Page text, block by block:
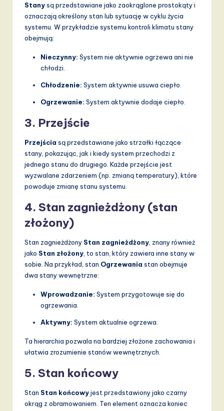
w
D
ti
Stanysą przedstawiane jako zaokrąglone prostokąty i
oznaczają określony stan lub sytuację w cyklu życia
systemu. W przykładzie systemu kontroli klimatu stany
obejmują:
Nieczynny: System nie aktywnie ogrzewa ani nie
chłodzi.
Chłodzenie: System aktywnie usuwa ciepło.
Ogrzewanie: System aktywnie dodaje ciepło.
3. Przejście
Przejścia są przedstawiane jako strzałki łączące
stany, pokazując, jak i kiedy system przechodzi z
jednego stanu do drugiego. Każde przejście jest
wyzwalane zdarzeniem (np. zmianą temperatury), które
powoduje zmianę stanu systemu.
4. Stan zagnieżdżony (stan
złożony)
Stan zagnieżdżony Stan zagnieżdżony , znany również
jako Stan złożony , to stan, który zawiera inne stany w
sobie. Na przykład, stan Ogrzewania stan obejmuje
dwa stany wewnętrzne:
Wprowadzanie: System przygotowuje się do
ogrzewania.
Aktywny: System aktualnie ogrzewa.
Ta hierarchia pozwala na bardziej złożone zachowania i
ułatwia zrozumienie stanów wewnętrznych.
5. Stan końcowy
Stan Stan końcowyjest przedstawiony jako czarny
okrąg z obramowaniem. Ten element oznacza koniec